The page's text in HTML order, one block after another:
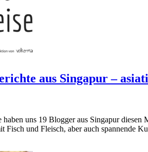
aus Singapur –
uns 19 Blogger aus Singapur
Fisch und Fleisch, aber auch spannende